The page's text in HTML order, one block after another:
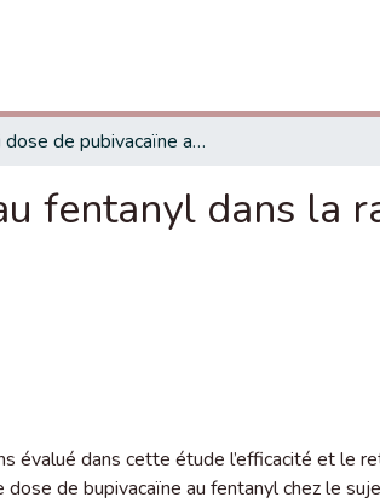
Mini dose de pubivacaïne associée au fentanyl dans la rachianesthésie chez le sujet âgé
fentanyl dans la
évalué dans cette étude l’efficacité et le
dose de bupivacaïne au fentanyl chez le